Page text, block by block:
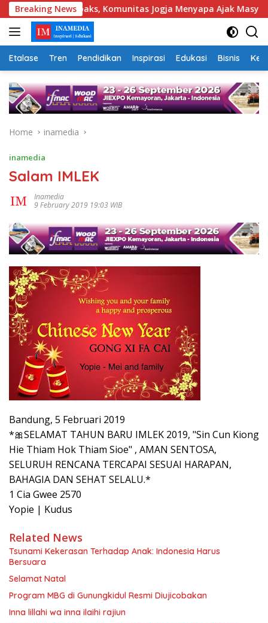
Skip
to
content
Breaking News
Berita Hoaks, Komunitas Jogja Menyapa Ajak Masyarakat
Etalase Tren Pendidikan Inspirasi Edukasi Bisnis
Home inamedia
inamedia
Salam IMLEK
Inamedia
9 February 2019 19:03 WIB
Bandung, 5 Februari 2019
*🎀SELAMAT TAHUN BARU IMLEK 2019, "Sin Cun Kiong
Hie Thiam Hok Thiam Sioe" , AMAN SENTOSA,
SELURUH RENCANA TERCAPAI SESUAI HARAPAN,
BAHAGIA DAN SEHAT SELALU.*
1 Cia Gwee 2570
Yopie | Kudus
Related News
Tsunami Kekerasan Terhadap Anak: Indonesia Harus
Bersuara
Selamat Natal
Program MBG di Gunungkidul Resmi Diujicobakan
Inna lillahi wa inna ilaihi rajiun